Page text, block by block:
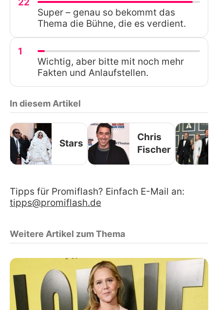
Super – genau so bekommt das
Thema die Bühne, die es verdient.
1
Wichtig, aber bitte mit noch mehr
Fakten und Anlaufstellen.
In diesem Artikel
Stars
Chris
Fischer
Tipps für Promiflash? Einfach E-Mail an:
tipps@promiflash.de
Weitere Artikel zum Thema